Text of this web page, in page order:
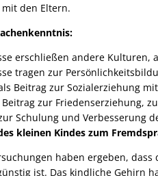
den Eltern.
erschließen andere Kulturen,
tragen zur
Beitrag zur Sozialerziehung
zur Friedenserziehung,
Schulung und Verbesserung
kleinen Kindes zum
haben ergeben,
ist. Das kindliche Gehirn